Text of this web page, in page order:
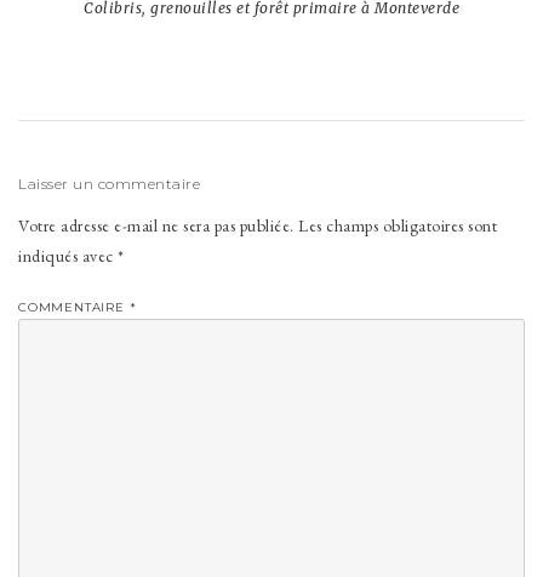
Colibris, grenouilles et forêt primaire à Monteverde
Laisser un commentaire
Votre adresse e-mail ne sera pas publiée. Les champs obligatoires sont
indiqués avec *
COMMENTAIRE *